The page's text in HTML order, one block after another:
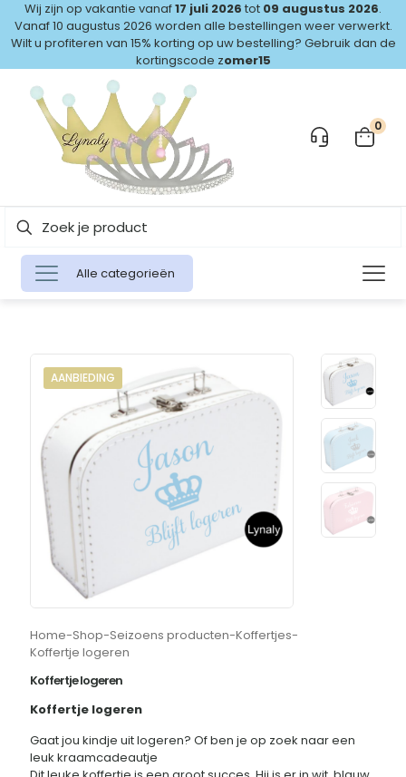
Wij zijn op vakantie vanaf17 juli 2026 tot 09 augustus 2026.
Vanaf 10 augustus 2026 worden alle bestellingen weer verwerkt.
Wilt u profiteren van 15% korting op uw bestelling? Gebruik dan de
kortingscode zomer15
0
Alle categorieën
AANBIEDING
Home-Shop-Seizoens producten-Koffertjes-
Koffertje logeren
Koffertje logeren
Koffertje logeren
Gaat jou kindje uit logeren? Of ben je op zoek naar een
leuk kraamcadeautje